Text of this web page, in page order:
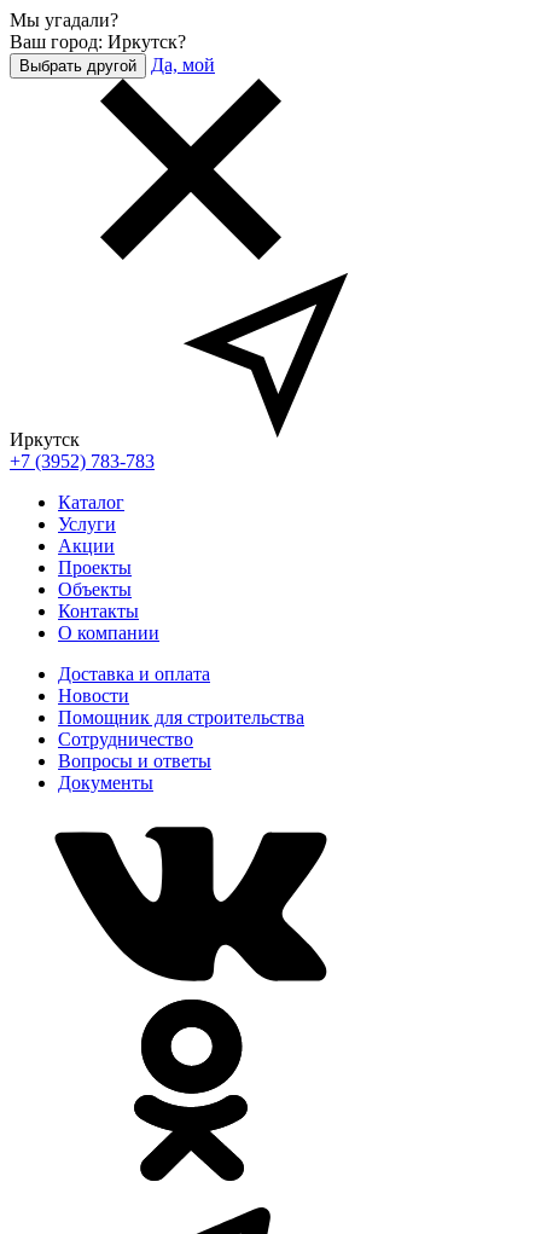
Мы угадали?
Ваш город: Иркутск?
Выбрать другой Да, мой
Иркутск
+7 (3952) 783-783
Каталог
Услуги
Акции
Проекты
Объекты
Контакты
О компании
Доставка и оплата
Новости
Помощник для строительства
Сотрудничество
Вопросы и ответы
Документы